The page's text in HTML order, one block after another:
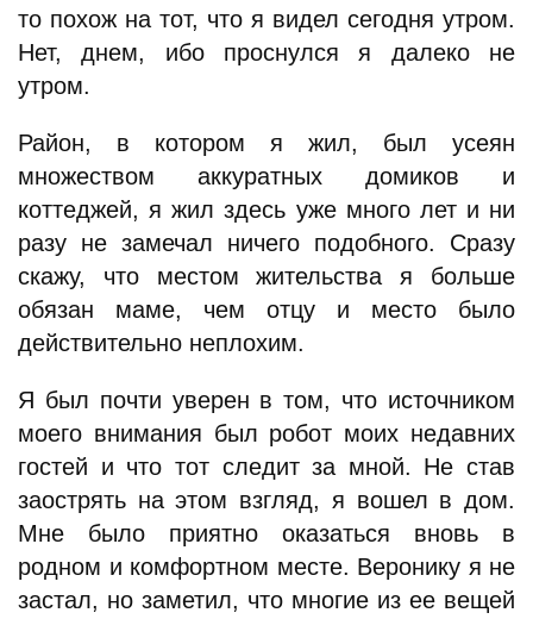
то похож на тот, что я видел сегодня утром.
Нет, днем, ибо проснулся я далеко не
утром.
Район, в котором я жил, был усеян
множеством аккуратных домиков и
коттеджей, я жил здесь уже много лет и ни
разу не замечал ничего подобного. Сразу
скажу, что местом жительства я больше
обязан маме, чем отцу и место было
действительно неплохим.
Я был почти уверен в том, что источником
моего внимания был робот моих недавних
гостей и что тот следит за мной. Не став
заострять на этом взгляд, я вошел в дом.
Мне было приятно оказаться вновь в
родном и комфортном месте. Веронику я не
застал, но заметил, что многие из ее вещей